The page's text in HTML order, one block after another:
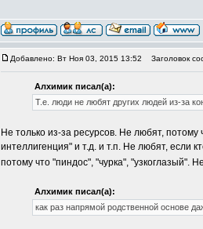
Добавлено: Вт Ноя 03, 2015 13:52 Заголовок
Алхимик писал(а):
Т.е. люди не любят других людей из-за
Не только из-за ресурсов. Не любят,
интеллигенция" и т.д. и т.п. Не любят, если
потому что "пиндос", "чурка", "узкоглазый".
Алхимик писал(а):
как раз напрямой родственной основе